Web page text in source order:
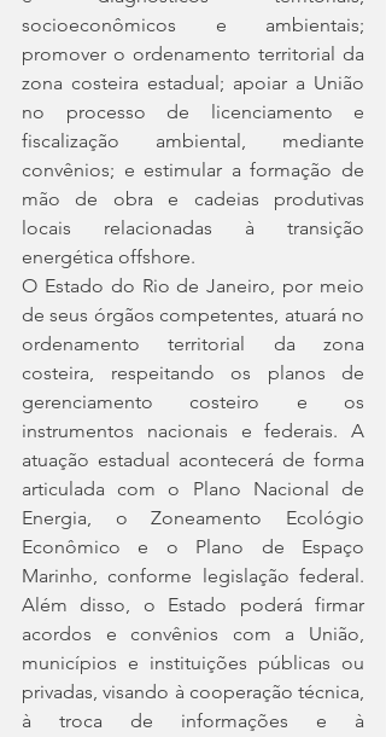
socioeconômicos e ambientais;
promover o ordenamento territorial da
zona costeira estadual; apoiar a União
no processo de licenciamento e
fiscalização ambiental, mediante
convênios; e estimular a formação de
mão de obra e cadeias produtivas
locais relacionadas à transição
energética offshore.
O Estado do Rio de Janeiro, por meio
de seus órgãos competentes, atuará no
ordenamento territorial da zona
costeira, respeitando os planos de
gerenciamento costeiro e os
instrumentos nacionais e federais. A
atuação estadual acontecerá de forma
articulada com o Plano Nacional de
Energia, o Zoneamento Ecológio
Econômico e o Plano de Espaço
Marinho, conforme legislação federal.
Além disso, o Estado poderá firmar
acordos e convênios com a União,
municípios e instituições públicas ou
privadas, visando à cooperação técnica,
à troca de informações e à